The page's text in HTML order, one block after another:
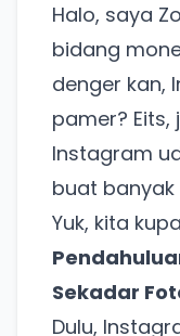
Halo, saya
bidang
denger kan,
pamer?
Instagram
buat
Yuk, kita
Sekadar
Dulu,